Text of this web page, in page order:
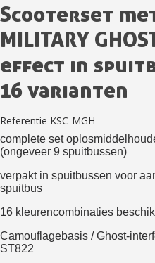
Schrijf je in voor
Je online offerte
Deel je creaties en
Verzamel
5€ korting op
10€ shopping
Scooterset
MILITARY
effect in
16 varianten
Referentie KSC-MGH
complete set
(ongeveer 9 spuitbussen)
verpakt in spuitbussen voor
spuitbus
16 kleurencombinaties
Camouflagebasis / Ghost-
ST822